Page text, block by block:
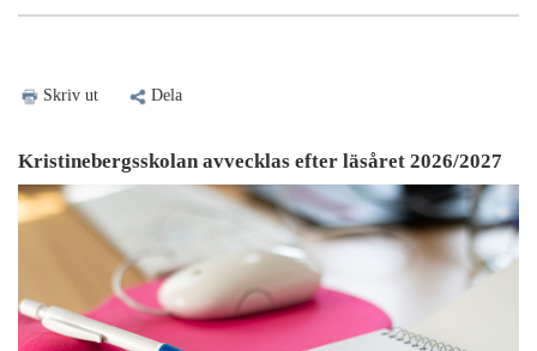
Skriv ut Dela
Kristinebergsskolan avvecklas efter läsåret 2026/2027